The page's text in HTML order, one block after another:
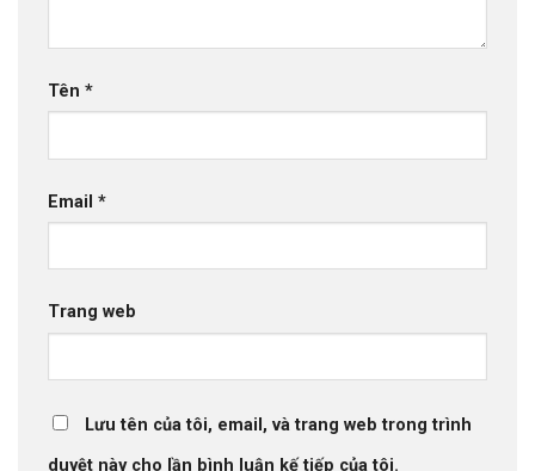
Tên *
Email *
Trang web
Lưu tên của tôi, email, và trang web trong trình
duyệt này cho lần bình luận kế tiếp của tôi.